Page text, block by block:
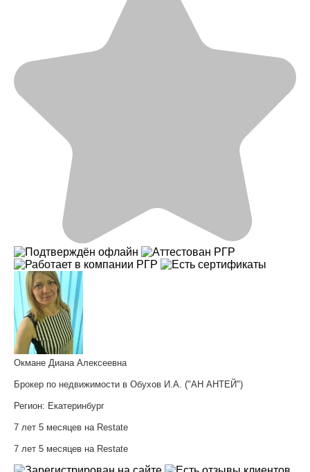
Окмане Диана Алексеевна
Брокер по недвижимости в Обухов И.А. ("АН АНТЕЙ")
Регион: Екатеринбург
7 лет 5 месяцев на Restate
7 лет 5 месяцев на Restate